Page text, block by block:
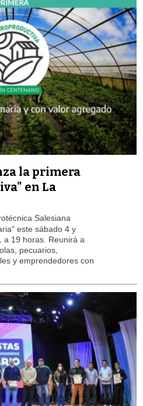
la primera
en La
Salesiana
este sábado 4 y
a 19 horas. Reunirá a
pecuarios,
y emprendedores con